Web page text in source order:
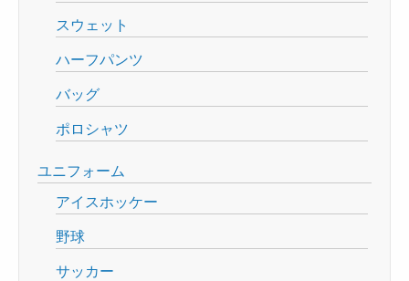
スウェット
ハーフパンツ
バッグ
ポロシャツ
ユニフォーム
アイスホッケー
野球
サッカー